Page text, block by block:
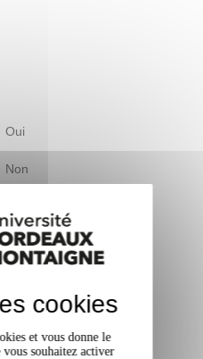
Oui
Non
cookies
et vous donne le
souhaitez activer